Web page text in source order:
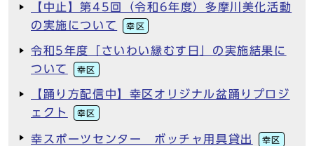
【中止】第45回（令和6年度）多摩川美化活動
の実施について
幸区
令和5年度「さいわい縁むす日」の実施結果に
ついて
幸区
【踊り方配信中】幸区オリジナル盆踊りプロジ
ェクト
幸区
幸スポーツセンター ボッチャ用具貸出 幸区